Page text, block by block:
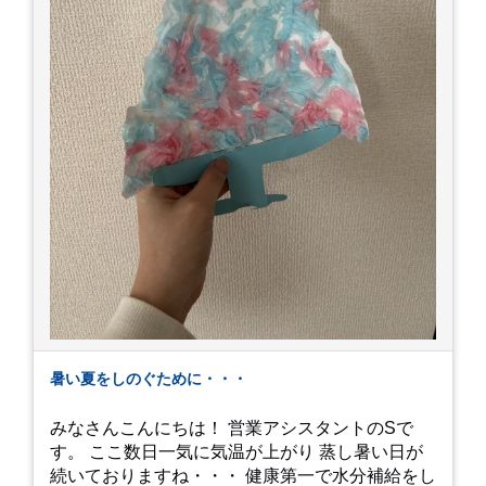
暑い夏をしのぐために・・・
みなさんこんにちは！ 営業アシスタントのSで
す。 ここ数日一気に気温が上がり 蒸し暑い日が
続いておりますね・・・ 健康第一で水分補給をし